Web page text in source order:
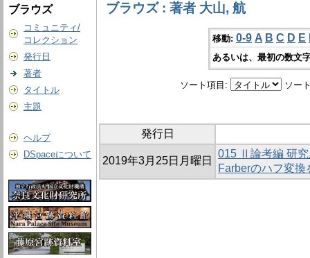
ブラウズ
コミュニティ/
コレクション
発行日
著者
タイトル
主題
ヘルプ
DSpaceについて
ブラウズ : 著者 大山, 航
移動: 0-9 A B C D E
あるいは、最初の数文
ソート項目: ソー
発行日
2019年3月25日月曜日
015 Ⅱ論考編 研
Farberのハフ変